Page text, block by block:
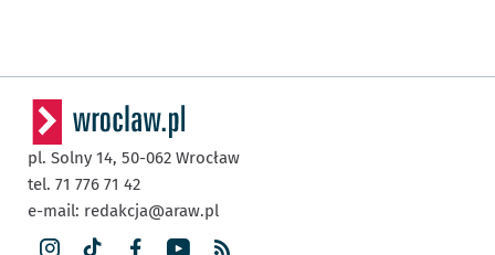
pl. Solny 14, 50-062 Wrocław
tel. 71 776 71 42
e-mail: redakcja@araw.pl